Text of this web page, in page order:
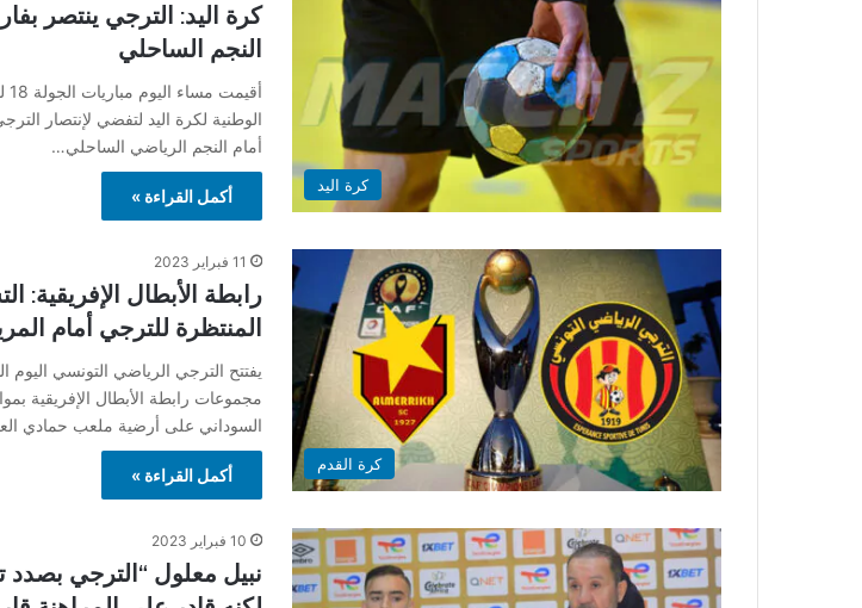
كرة اليد
كرة اليد: الترجي ينتصر
النجم الساحلي
الوطنية لكرة اليد لتفضي لإنتصار
أمام النجم الرياضي الساحلي…
أكمل القراءة »
كرة القدم
11 فبراير 2023
رابطة الأبطال الإفريقية:
المنتظرة للترجي أمام
يفتتح الترجي الرياضي التونسي
مجموعات رابطة الأبطال الإفريقية
السوداني على أرضية ملعب حمادي
أكمل القراءة »
10 فبراير 2023
نبيل معلول “الترجي بصدد